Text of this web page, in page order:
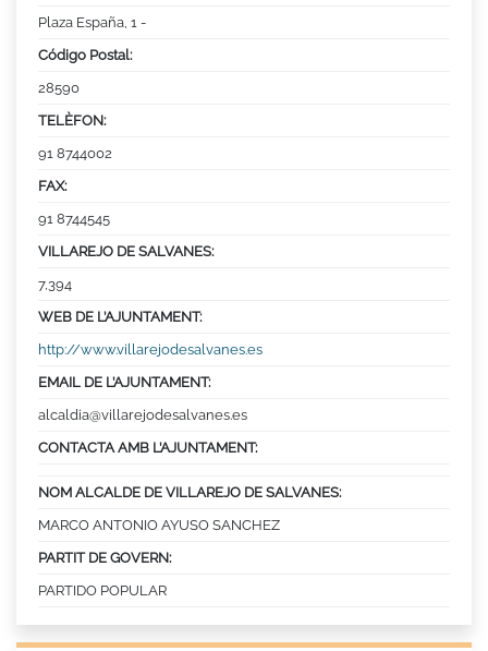
Plaza España, 1 -
Código Postal:
28590
TELÈFON:
91 8744002
FAX:
91 8744545
VILLAREJO DE SALVANES:
7,394
WEB DE L’AJUNTAMENT:
http://www.villarejodesalvanes.es
EMAIL DE L’AJUNTAMENT:
alcaldia@villarejodesalvanes.es
CONTACTA AMB L’AJUNTAMENT:
NOM ALCALDE DE VILLAREJO DE SALVANES:
MARCO ANTONIO AYUSO SANCHEZ
PARTIT DE GOVERN:
PARTIDO POPULAR